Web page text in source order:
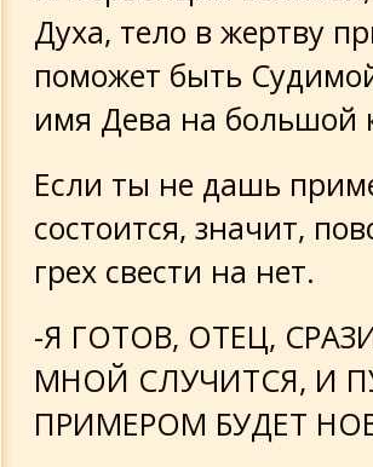
Духа, тело в жертву
поможет быть
имя Дева на большой
Если ты не дашь
состоится, значит,
грех свести на нет.
-Я ГОТОВ, ОТЕЦ,
МНОЙ СЛУЧИТСЯ, И
ПРИМЕРОМ БУДЕТ